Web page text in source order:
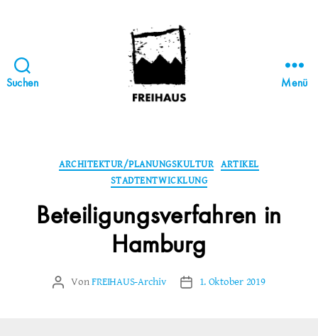
Suchen
STATTBAU
HAMBURG
Menü
Kategorien
ARCHITEKTUR/PLANUNGSKULTUR ARTIKEL
STADTENTWICKLUNG
Beteiligungsverfahren in
Hamburg
Beitragsautor
VonFREIHAUS-Archiv Veröffentlichungsdatum
1. Oktober 2019